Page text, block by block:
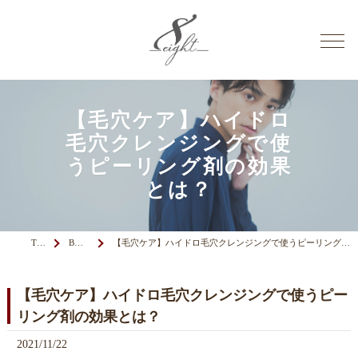
【毛穴ケア】ハイドロ
毛穴クレンジングで使
うピーリング剤の効果
とは？
TOP BLOG 【毛穴ケア】ハイドロ毛穴クレンジングで使うピーリング剤の効果とは？
【毛穴ケア】ハイドロ毛穴クレンジングで使うピー
リング剤の効果とは？
2021/11/22